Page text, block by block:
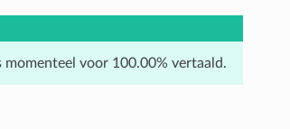
momenteel voor 100.00% vertaald.